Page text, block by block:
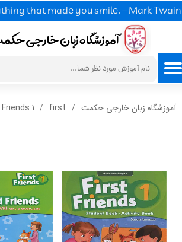
that made you smile. – Mark Twain
آموزشگاه زبان خارجی
آموزشگاه زبان خارجی حکمت first
1